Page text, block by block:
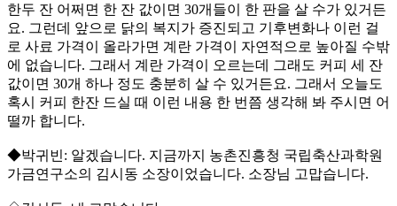
한두 잔 어쩌면 한 잔 값이면 30개들이 한 판을 살 수가 있거든
요. 그런데 앞으로 닭의 복지가 증진되고 기후변화나 이런 걸
로 사료 가격이 올라가면 계란 가격이 자연적으로 높아질 수밖
에 없습니다. 그래서 계란 가격이 오르는데 그래도 커피 세 잔
값이면 30개 하나 정도 충분히 살 수 있거든요. 그래서 오늘도
혹시 커피 한잔 드실 때 이런 내용 한 번쯤 생각해 봐 주시면 어
떨까 합니다.
◆박귀빈: 알겠습니다. 지금까지 농촌진흥청 국립축산과학원
가금연구소의 김시동 소장이었습니다. 소장님 고맙습니다.